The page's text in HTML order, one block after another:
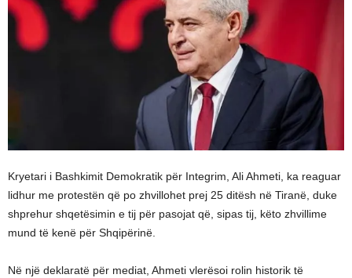
Kryetari i Bashkimit Demokratik për Integrim, Ali Ahmeti, ka reaguar
lidhur me protestën që po zhvillohet prej 25 ditësh në Tiranë, duke
shprehur shqetësimin e tij për pasojat që, sipas tij, këto zhvillime
mund të kenë për Shqipërinë.
Në një deklaratë për mediat, Ahmeti vlerësoi rolin historik të